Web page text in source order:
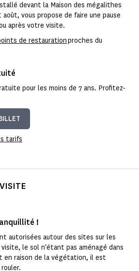
devant la Maison des mégalithes
vous propose de faire une pause
après votre visite.
de restaurationproches du
pour les moins de 7 ans. Profitez-
tarifs
!
autorisées autour des sites sur les
le sol n'étant pas aménagé dans
en raison de la végétation, il est